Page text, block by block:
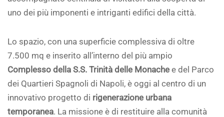
uno dei più imponenti e intriganti edifici della città.
Lo spazio, con una superficie complessiva di oltre
7.500 mq e inserito all’interno del più ampio
Complesso della S.S. Trinità delle Monache e del Parco
dei Quartieri Spagnoli di Napoli, è oggi al centro di un
innovativo progetto di rigenerazione urbana
temporanea. La missione è di restituire alla comunità